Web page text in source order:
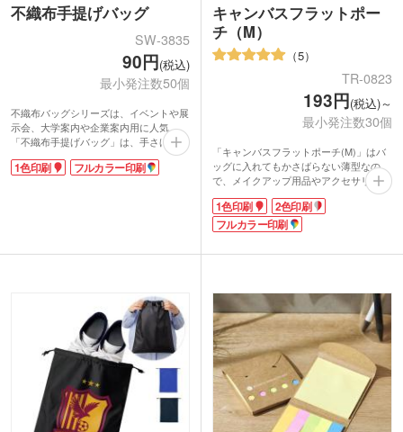
不織布手提げバッグ
SW-3835
90円(税込)
最小発注数50個
不織布バッグシリーズは、イベントや展
示会、大学案内や企業案内用に人気。
「不織布手提げバッグ」は、手さげにも
ショルダーにも使える2wayタイプ。書
類やパンフレットが横にスマートに収納
1色印刷 フルカラー印刷
キャンバスフラットポー
チ（M）
5
TR-0823
193円(税込)～
最小発注数30個
「キャンバスフラットポーチ(M)」はバ
ッグに入れてもかさばらない薄型なの
で、メイクアップ用品やアクセサリー、
ステーショナリーなどの持ち運びに便
利。
コットン素材のシンプルなデザインは、
印刷、転写印刷による4色(フルカラー)
お選びください。
1色印刷
2色印刷
フルカラー印刷